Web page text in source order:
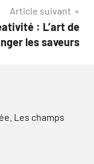
Article suivant
: L’art de
les saveurs
Les champs